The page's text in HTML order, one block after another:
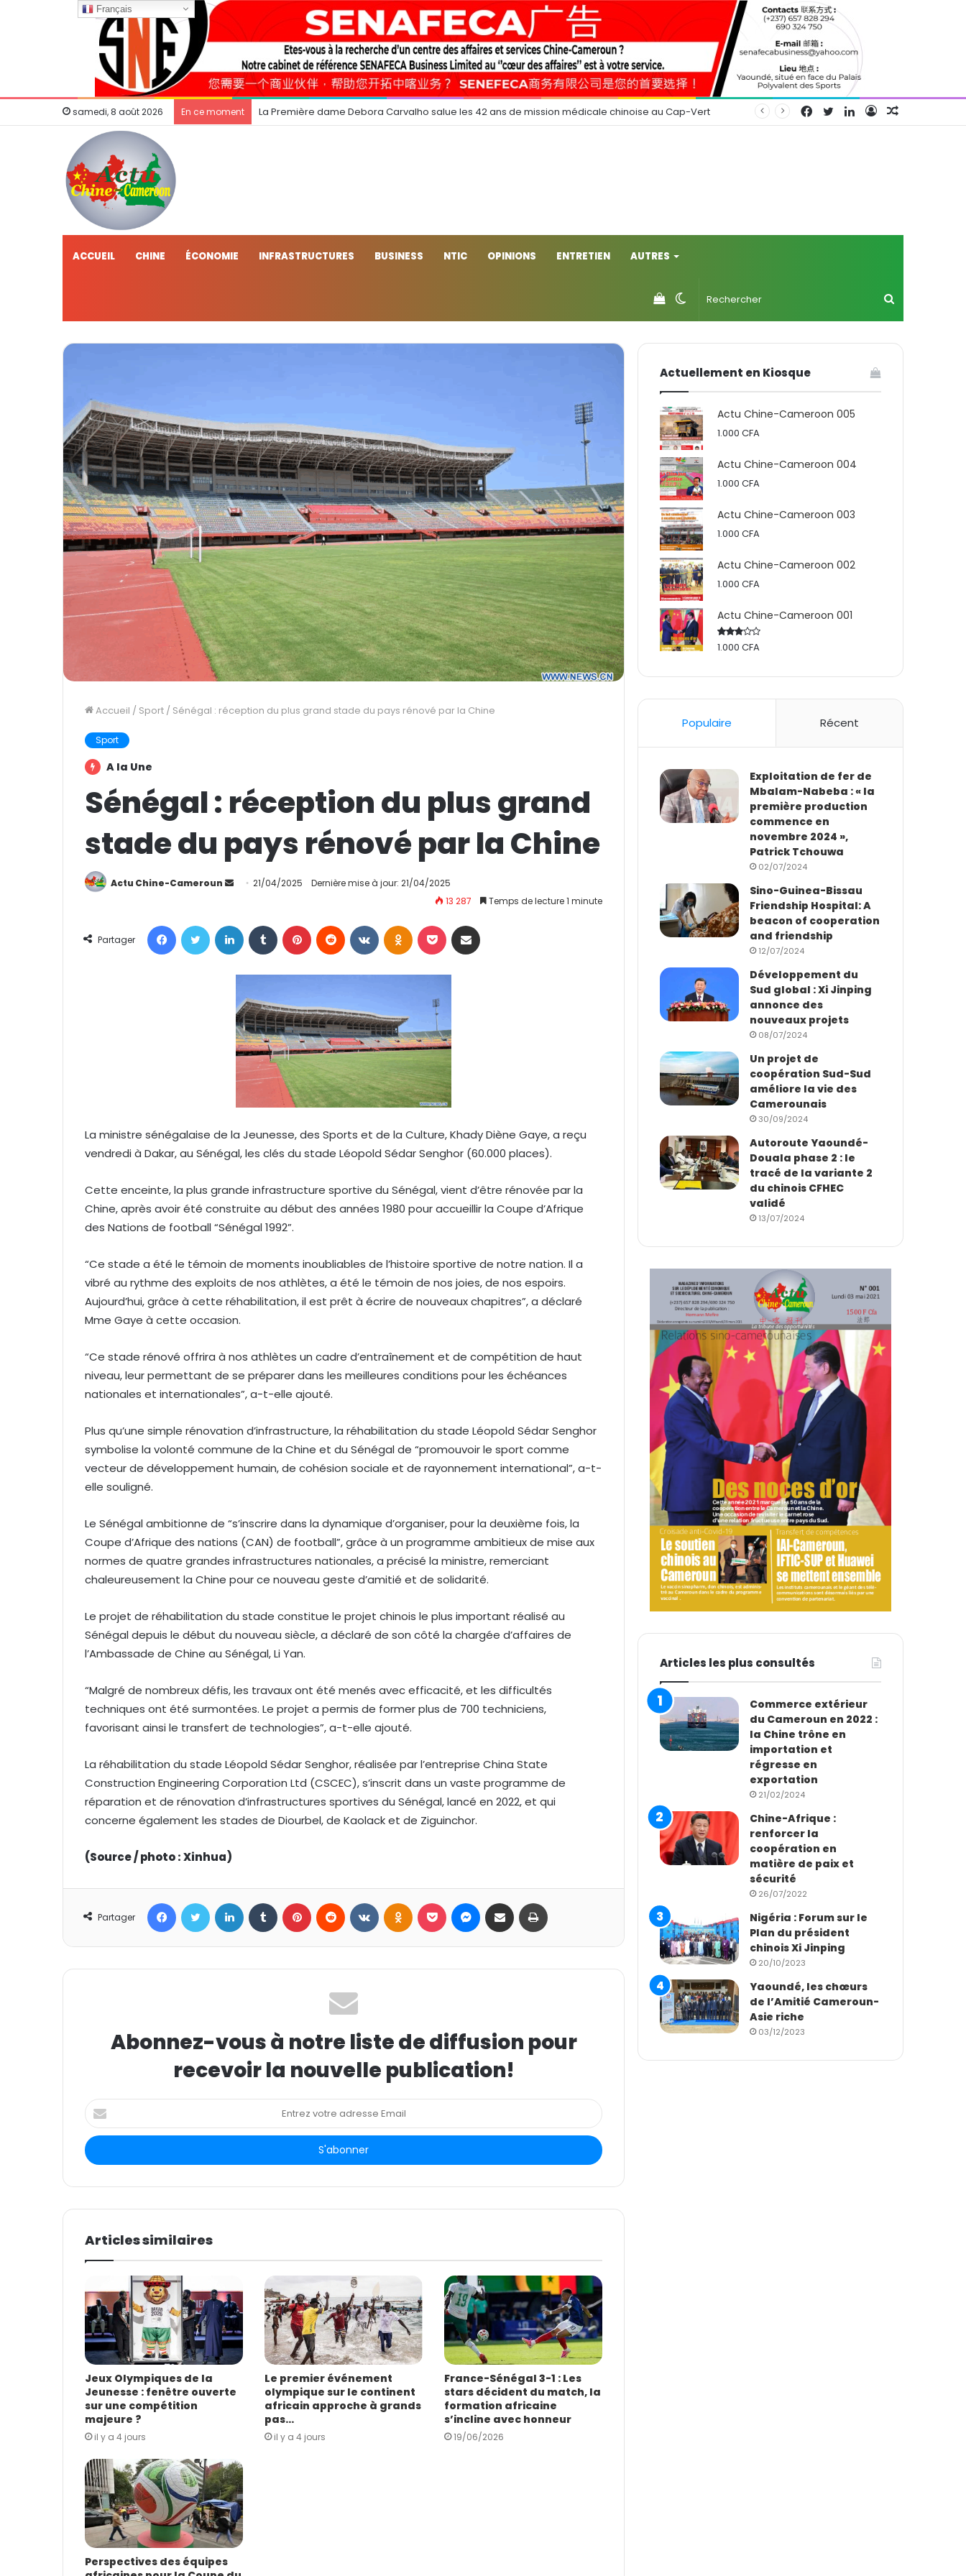
samedi, 8 août 2026 En ce moment La Première dame Debora Carvalho salue les 42 ans de mission médicale chinoise au Cap-Vert Connexion
Linkedin
Twitter
Facebook
ACCUEIL CHINE ÉCONOMIE INFRASTRUCTURES BUSINESS NTIC OPINIONS ENTRETIEN AUTRES
Switch
skin
Voir
votre
Accueil / Sport / Sénégal : réception du plus grand stade du pays rénové par la Chine
Sport
A la Une
Sénégal : réception du plus grand
stade du pays rénové par la Chine
Actu Chine-Cameroun
y
u
n
c
o
u
r
e
l
21/04/2025
Dernière mise à jour: 21/04/2025
13 287
Temps de lecture 1 minute
Partager
La ministre sénégalaise de la Jeunesse, des Sports et de la Culture, Khady Diène Gaye, a reçu
vendredi à Dakar, au Sénégal, les clés du stade Léopold Sédar Senghor (60.000 places).
Cette enceinte, la plus grande infrastructure sportive du Sénégal, vient d’être rénovée par la
Chine, après avoir été construite au début des années 1980 pour accueillir la Coupe d’Afrique
des Nations de football “Sénégal 1992”.
“Ce stade a été le témoin de moments inoubliables de l’histoire sportive de notre nation. Il a
vibré au rythme des exploits de nos athlètes, a été le témoin de nos joies, de nos espoirs.
Aujourd’hui, grâce à cette réhabilitation, il est prêt à écrire de nouveaux chapitres”, a déclaré
Mme Gaye à cette occasion.
“Ce stade rénové offrira à nos athlètes un cadre d’entraînement et de compétition de haut
niveau, leur permettant de se préparer dans les meilleures conditions pour les échéances
nationales et internationales”, a-t-elle ajouté.
Plus qu’une simple rénovation d’infrastructure, la réhabilitation du stade Léopold Sédar Senghor
symbolise la volonté commune de la Chine et du Sénégal de “promouvoir le sport comme
vecteur de développement humain, de cohésion sociale et de rayonnement international”, a-t-
elle souligné.
Le Sénégal ambitionne de “s’inscrire dans la dynamique d’organiser, pour la deuxième fois, la
Coupe d’Afrique des nations (CAN) de football”, grâce à un programme ambitieux de mise aux
normes de quatre grandes infrastructures nationales, a précisé la ministre, remerciant
chaleureusement la Chine pour ce nouveau geste d’amitié et de solidarité.
Le projet de réhabilitation du stade constitue le projet chinois le plus important réalisé au
Sénégal depuis le début du nouveau siècle, a déclaré de son côté la chargée d’affaires de
l’Ambassade de Chine au Sénégal, Li Yan.
“Malgré de nombreux défis, les travaux ont été menés avec efficacité, et les difficultés
techniques ont été surmontées. Le projet a permis de former plus de 700 techniciens,
favorisant ainsi le transfert de technologies”, a-t-elle ajouté.
La réhabilitation du stade Léopold Sédar Senghor, réalisée par l’entreprise China State
Construction Engineering Corporation Ltd (CSCEC), s’inscrit dans un vaste programme de
réparation et de rénovation d’infrastructures sportives du Sénégal, lancé en 2022, et qui
concerne également les stades de Diourbel, de Kaolack et de Ziguinchor.
(Source / photo : Xinhua)
Partager
Abonnez-vous à notre liste de diffusion pour
recevoir la nouvelle publication!
E
n
r
e
o
r
e
d
r
e
s
s
e
E
m
a
i
l
Articles similaires
Jeux Olympiques de la
Jeunesse : fenêtre ouverte
sur une compétition
majeure ?
il y a 4 jours
Le premier événement
olympique sur le continent
africain approche à grands
pas…
il y a 4 jours
France-Sénégal 3-1 : Les
stars décident du match, la
formation africaine
s’incline avec honneur
19/06/2026
Perspectives des équipes
Actuellement en Kiosque
Actu Chine-Cameroon 005
1.000CFA
Actu Chine-Cameroon 004
1.000CFA
Actu Chine-Cameroon 003
1.000CFA
Actu Chine-Cameroon 002
1.000CFA
Actu Chine-Cameroon 001
Rated
1.000CFA
Populaire Récent
Exploitation de fer de
Mbalam-Nabeba : « la
première production
commence en
novembre 2024 »,
Patrick Tchouwa
02/07/2024
Sino-Guinea-Bissau
Friendship Hospital: A
beacon of cooperation
and friendship
12/07/2024
Développement du
Sud global : Xi Jinping
annonce des
nouveaux projets
08/07/2024
Un projet de
coopération Sud-Sud
améliore la vie des
Camerounais
30/09/2024
Autoroute Yaoundé-
Douala phase 2 : le
tracé de la variante 2
du chinois CFHEC
validé
13/07/2024
Articles les plus consultés
Commerce extérieur
du Cameroun en 2022 :
la Chine trône en
importation et
régresse en
exportation
21/02/2024
Chine-Afrique :
renforcer la
coopération en
matière de paix et
sécurité
26/07/2022
Nigéria : Forum sur le
Plan du président
chinois Xi Jinping
20/10/2023
Yaoundé, les chœurs
de l’Amitié Cameroun-
Asie riche
03/12/2023
Français